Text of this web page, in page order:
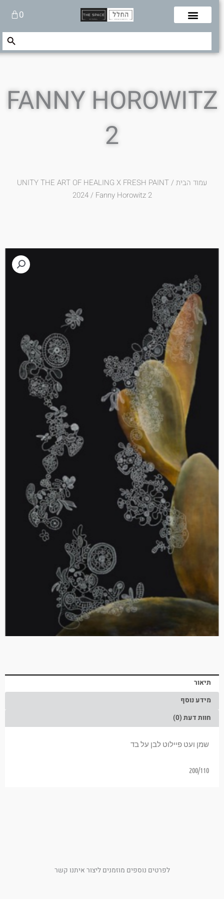
0עגלת
קניות
Search
Search Button
FANNY HOROWITZ
2
עמוד הבית/
UNITY THE ART OF HEALING X FRESH PAINT
2024/ Fanny Horowitz 2
תיאור
מידע נוסף
חוות דעת (0)
שמן ועט פיילוט לבן על בד
200/110
לפרטים נוספים מוזמנים ליצור איתנו קשר